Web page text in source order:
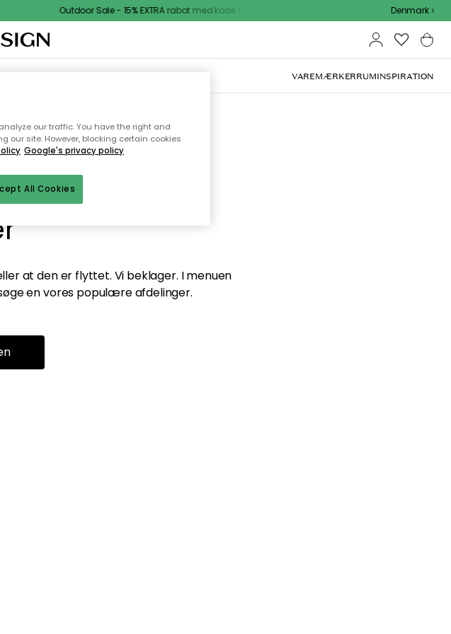
Outdoor Sale - 15% EXTRA rabat med kode Denmark
HAVEMØBLER VAREMÆRKERRUMINSPIRATION
siden du
at den er flyttet. Vi beklager. I menuen
en vores populære afdelinger.
our traffic. You have the right and
our site. However, blocking certain cookies
Google's privacy policy
All Cookies